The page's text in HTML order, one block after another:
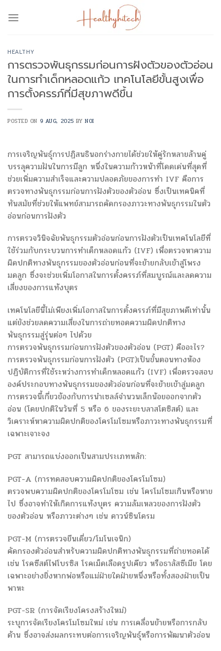
HEALTHY
การตรวจพันธุกรรมก่อนการฝังตัวของตัวอ่อน
ในการทำเด็กหลอดแก้ว เทคโนโลยีขั้นสูงเพื่อ
การตั้งครรภ์ที่มีสุขภาพดีขึ้น
POSTED ON 9 AUG, 2025 BYNOI
การเจริญพันธุ์การปฏิสนธินอกร่างกายได้ช่วยให้คู่รักหลายล้านคู่
บรรลุความฝันในการมีลูก หนึ่งในความก้าวหน้าที่โดดเด่นที่สุดที่
ช่วยเพิ่มความสำเร็จและความปลอดภัยของการทำ IVF คือการ
ตรวจทางพันธุกรรมก่อนการฝังตัวของตัวอ่อน ซึ่งเป็นเทคนิคที่
ทันสมัยที่ช่วยให้แพทย์สามารถคัดกรองภาวะทางพันธุกรรมในตัว
อ่อนก่อนการฝังตัว
การตรวจวินิจฉัยพันธุกรรมตัวอ่อนก่อนการฝังตัวเป็นเทคโนโลยีที่
ใช้ร่วมกับกระบวนการทำเด็กหลอดแก้ว (IVF) เพื่อตรวจหาความ
ผิดปกติทางพันธุกรรมของตัวอ่อนก่อนที่จะย้ายกลับเข้าสู่โพรง
มดลูก ซึ่งจะช่วยเพิ่มโอกาสในการตั้งครรภ์ที่สมบูรณ์และลดความ
เสี่ยงของการแท้งบุตร
เทคโนโลยีนี้ไม่เพียงเพิ่มโอกาสในการตั้งครรภ์ที่มีสุขภาพดีเท่านั้น
แต่ยังช่วยลดความเสี่ยงในการถ่ายทอดความผิดปกติทาง
พันธุกรรมสู่รุ่นต่อๆ ไปด้วย
การตรวจพันธุกรรมก่อนการฝังตัวของตัวอ่อน (PGT) คืออะไร?
การตรวจพันธุกรรมก่อนการฝังตัว (PGT)เป็นขั้นตอนทางห้อง
ปฏิบัติการที่ใช้ระหว่างการทำเด็กหลอดแก้ว (IVF) เพื่อตรวจสอบ
องค์ประกอบทางพันธุกรรมของตัวอ่อนก่อนที่จะย้ายเข้าสู่มดลูก
การตรวจนี้เกี่ยวข้องกับการนำเซลล์จำนวนเล็กน้อยออกจากตัว
อ่อน (โดยปกติในวันที่ 5 หรือ 6 ของระยะบลาสโตซิสต์) และ
วิเคราะห์หาความผิดปกติของโครโมโซมหรือภาวะทางพันธุกรรมที่
เฉพาะเจาะจง
PGT สามารถแบ่งออกเป็นสามประเภทหลัก:
PGT-A (การทดสอบความผิดปกติของโครโมโซม)
ตรวจพบความผิดปกติของโครโมโซม เช่น โครโมโซมเกินหรือหาย
ไป ซึ่งอาจทำให้เกิดการแท้งบุตร ความล้มเหลวของการฝังตัว
ของตัวอ่อน หรือภาวะต่างๆ เช่น ดาวน์ซินโดรม
PGT-M (การตรวจยีนเดี่ยว/โมโนเจนิก)
คัดกรองตัวอ่อนสำหรับความผิดปกติทางพันธุกรรมที่ถ่ายทอดได้
เช่น โรคซีสต์ไฟโบรซิส โรคเม็ดเลือดรูปเคียว หรือธาลัสซีเมีย โดย
เฉพาะอย่างยิ่งหากพ่อหรือแม่ฝ่ายใดฝ่ายหนึ่งหรือทั้งสองฝ่ายเป็น
พาหะ
PGT-SR (การจัดเรียงโครงสร้างใหม่)
ระบุการจัดเรียงโครโมโซมใหม่ เช่น การเคลื่อนย้ายหรือการกลับ
ด้าน ซึ่งอาจส่งผลกระทบต่อการเจริญพันธุ์หรือการพัฒนาตัวอ่อน